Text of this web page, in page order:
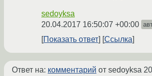
sedoyksa
20.04.2017 16:50:07 +00:00
Показать ответ Ссылка
Ответ на: комментарий от sedoyksa